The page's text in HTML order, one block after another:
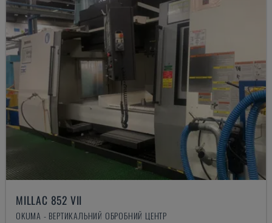
MILLAC 852 VII
OKUMA - ВЕРТИКАЛЬНИЙ ОБРОБНИЙ ЦЕНТР